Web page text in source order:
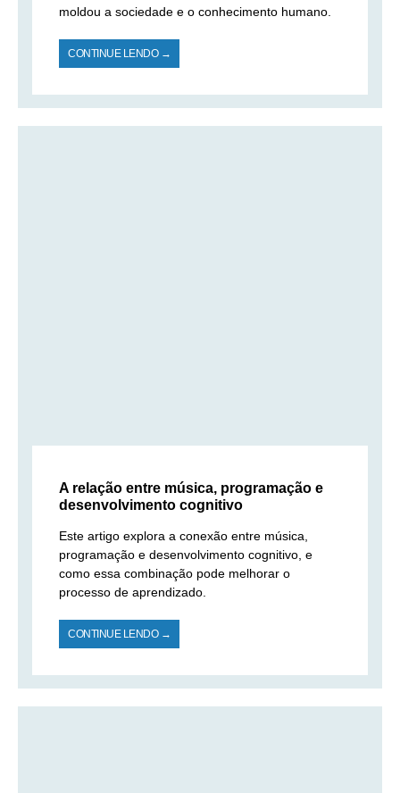
moldou a sociedade e o conhecimento humano.
CONTINUE LENDO →
A relação entre música, programação e
desenvolvimento cognitivo
Este artigo explora a conexão entre música,
programação e desenvolvimento cognitivo, e
como essa combinação pode melhorar o
processo de aprendizado.
CONTINUE LENDO →